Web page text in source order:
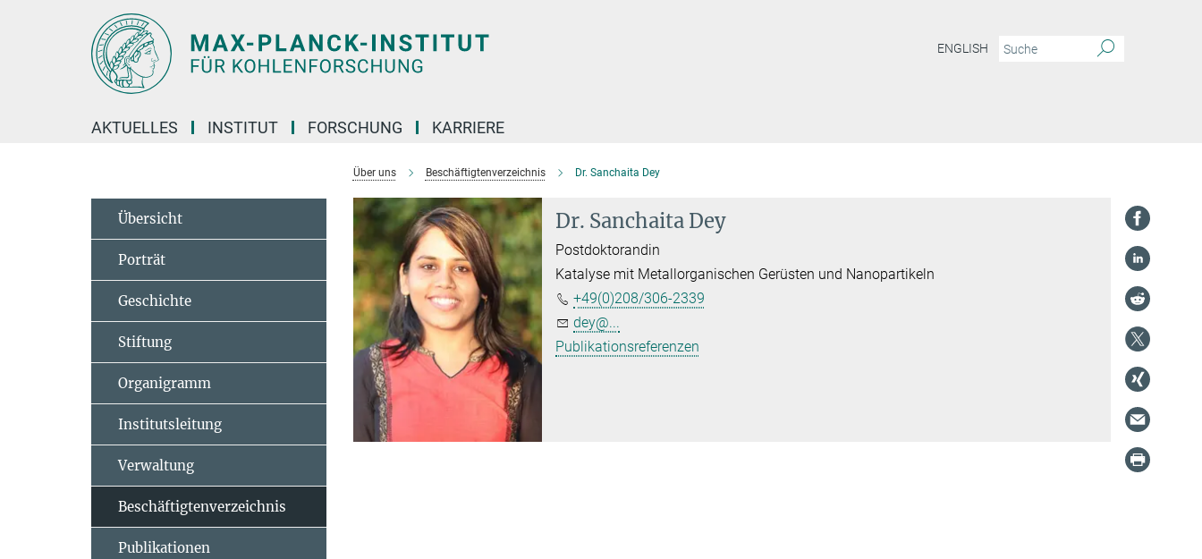
ENGLISH
AKTUELLES INSTITUT FORSCHUNG KARRIERE
Über uns Beschäftigtenverzeichnis Dr. Sanchaita Dey
Dr. Sanchaita Dey
Postdoktorandin
Katalyse mit Metallorganischen Gerüsten und Nanopartikeln
+49(0)208/306-2339
dey@...
Publikationsreferenzen
Übersicht
Porträt
Geschichte
Stiftung
Organigramm
Institutsleitung
Verwaltung
Beschäftigtenverzeichnis
Publikationen